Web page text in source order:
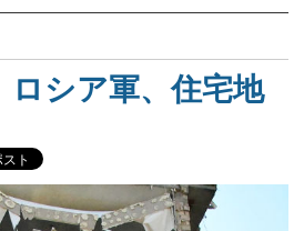
ロシア軍、住宅地